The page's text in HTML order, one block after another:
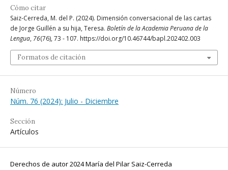
Cómo citar
Saiz-Cerreda, M. del P. (2024). Dimensión conversacional de las cartas
de Jorge Guillén a su hija, Teresa. Boletín de la Academia Peruana de la
Lengua, 76(76), 73 - 107. https://doi.org/10.46744/bapl.202402.003
Formatos de citación
Número
Núm. 76 (2024): Julio - Diciembre
Sección
Artículos
Derechos de autor 2024 María del Pilar Saiz-Cerreda